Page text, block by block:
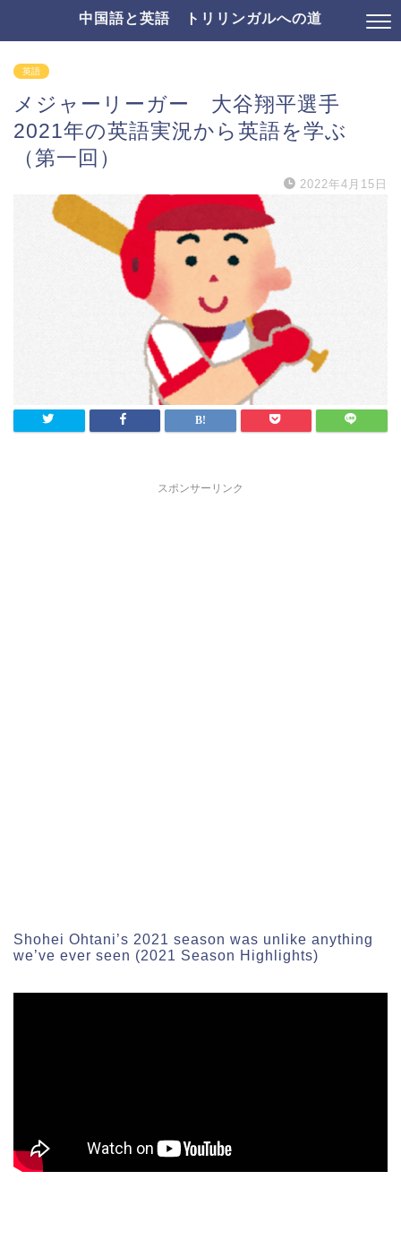
中国語と英語 トリリンガルへの道
英語
メジャーリーガー 大谷翔平選手
2021年の英語実況から英語を学ぶ
（第一回）
2022年4月15日
スポンサーリンク
Shohei Ohtani’s 2021 season was unlike anything
we’ve ever seen (2021 Season Highlights)